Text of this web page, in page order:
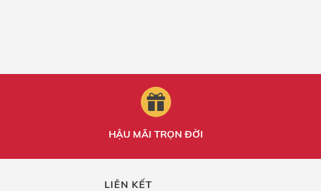
HẬU MÃI TRỌN ĐỜI
LIÊN KẾT